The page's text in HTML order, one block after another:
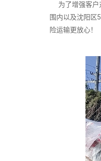
为了增强客户
围内以及沈阳区
险运输更放心！